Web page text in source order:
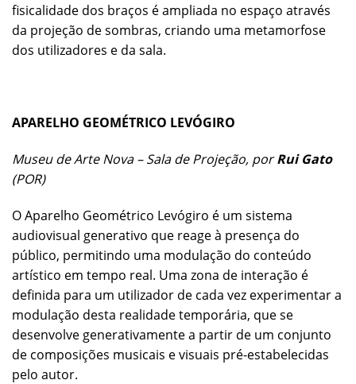
fisicalidade dos braços é ampliada no espaço através
da projeção de sombras, criando uma metamorfose
dos utilizadores e da sala.
APARELHO GEOMÉTRICO LEVÓGIRO
Museu de Arte Nova – Sala de Projeção, porRui Gato
(POR)
O Aparelho Geométrico Levógiro é um sistema
audiovisual generativo que reage à presença do
público, permitindo uma modulação do conteúdo
artístico em tempo real. Uma zona de interação é
definida para um utilizador de cada vez experimentar a
modulação desta realidade temporária, que se
desenvolve generativamente a partir de um conjunto
de composições musicais e visuais pré-estabelecidas
pelo autor.